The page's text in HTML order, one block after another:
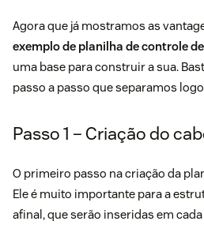
Agora que já mostramos as
exemplo de planilha de controle
uma base para construir a sua.
passo a passo que separamos
Passo 1 – Criação do
O primeiro passo na criação da
Ele é muito importante para a
afinal, que serão inseridas em